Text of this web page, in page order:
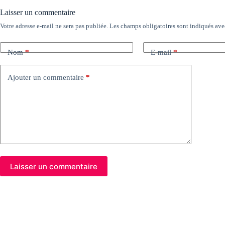
Laisser un commentaire
Votre adresse e-mail ne sera pas publiée. Les champs obligatoires sont indiqués
Nom* E-mail*
Ajouter un commentaire *
Laisser un commentaire